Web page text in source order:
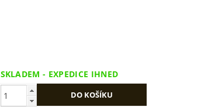
SKLADEM - EXPEDICE IHNED